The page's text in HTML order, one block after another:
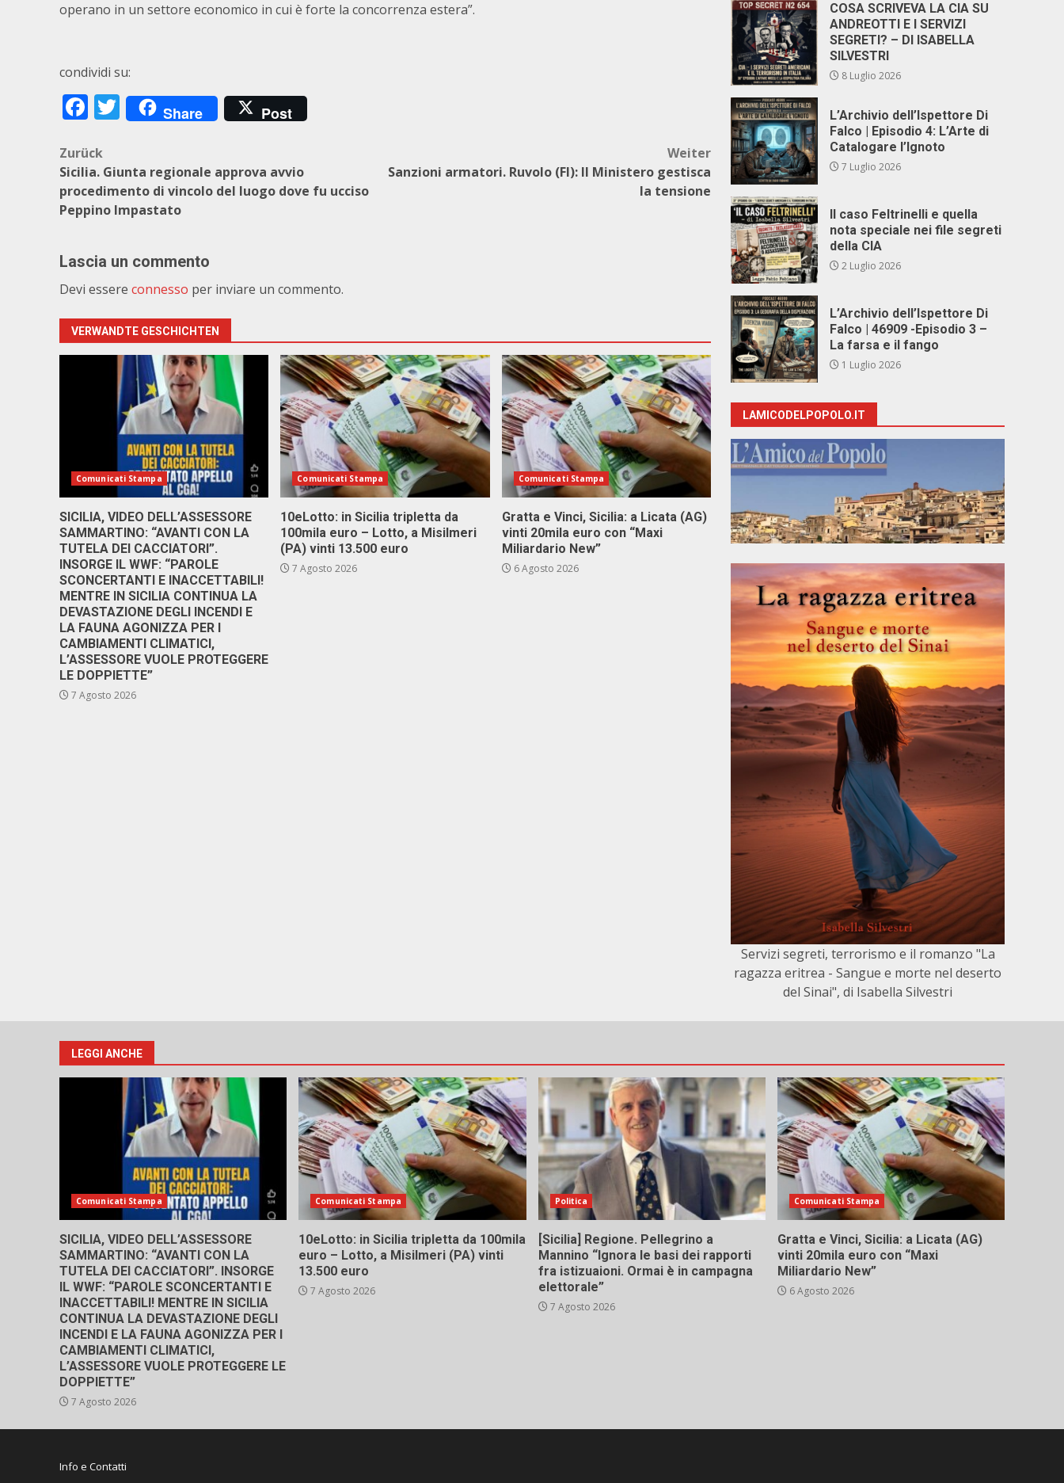
operano in un settore economico in cui è forte la concorrenza estera”.
condividi su:
Facebook
Twitter
Share Post
Beitragsnavigation
Zurück
Sicilia. Giunta regionale approva avvio
procedimento di vincolo del luogo dove fu ucciso
Peppino Impastato
Weiter
Sanzioni armatori. Ruvolo (FI): Il Ministero gestisca
la tensione
Lascia un commento
Devi essere connesso per inviare un commento.
VERWANDTE GESCHICHTEN
Comunicati Stampa
SICILIA, VIDEO DELL’ASSESSORE
SAMMARTINO: “AVANTI CON LA
TUTELA DEI CACCIATORI”.
INSORGE IL WWF: “PAROLE
SCONCERTANTI E INACCETTABILI!
MENTRE IN SICILIA CONTINUA LA
DEVASTAZIONE DEGLI INCENDI E
LA FAUNA AGONIZZA PER I
CAMBIAMENTI CLIMATICI,
L’ASSESSORE VUOLE PROTEGGERE
LE DOPPIETTE”
7 Agosto 2026
Comunicati Stampa
10eLotto: in Sicilia tripletta da
100mila euro – Lotto, a Misilmeri
(PA) vinti 13.500 euro
7 Agosto 2026
Comunicati Stampa
Gratta e Vinci, Sicilia: a Licata (AG)
vinti 20mila euro con “Maxi
Miliardario New”
6 Agosto 2026
COSA SCRIVEVA LA CIA SU
ANDREOTTI E I SERVIZI
SEGRETI? – DI ISABELLA
SILVESTRI
8 Luglio 2026
L’Archivio dell’Ispettore Di
Falco | Episodio 4: L’Arte di
Catalogare l’Ignoto
7 Luglio 2026
Il caso Feltrinelli e quella
nota speciale nei file segreti
della CIA
2 Luglio 2026
L’Archivio dell’Ispettore Di
Falco | 46909 -Episodio 3 –
La farsa e il fango
1 Luglio 2026
LAMICODELPOPOLO.IT
Servizi segreti, terrorismo e il romanzo "La
ragazza eritrea - Sangue e morte nel deserto
del Sinai", di Isabella Silvestri
LEGGI ANCHE
Comunicati Stampa
SICILIA, VIDEO DELL’ASSESSORE
SAMMARTINO: “AVANTI CON LA
TUTELA DEI CACCIATORI”. INSORGE
IL WWF: “PAROLE SCONCERTANTI E
INACCETTABILI! MENTRE IN SICILIA
CONTINUA LA DEVASTAZIONE DEGLI
INCENDI E LA FAUNA AGONIZZA PER I
CAMBIAMENTI CLIMATICI,
L’ASSESSORE VUOLE PROTEGGERE LE
DOPPIETTE”
7 Agosto 2026
Comunicati Stampa
10eLotto: in Sicilia tripletta da 100mila
euro – Lotto, a Misilmeri (PA) vinti
13.500 euro
7 Agosto 2026
Politica
[Sicilia] Regione. Pellegrino a
Mannino “Ignora le basi dei rapporti
fra istizuaioni. Ormai è in campagna
elettorale”
7 Agosto 2026
Comunicati Stampa
Gratta e Vinci, Sicilia: a Licata (AG)
vinti 20mila euro con “Maxi
Miliardario New”
6 Agosto 2026
Info e Contatti